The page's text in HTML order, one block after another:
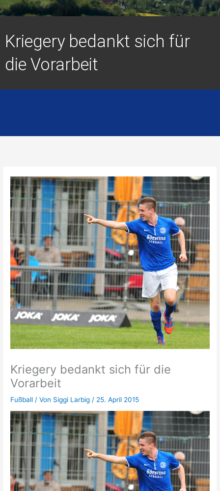
Kriegery bedankt sich für
die Vorarbeit
Kriegery bedankt sich für die
Vorarbeit
Fußball / Von Siggi Larbig / 25. April 2015